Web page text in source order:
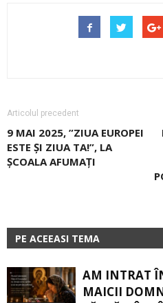
Articolul precedent
9 MAI 2025, ”ZIUA EUROPEI
ESTE ȘI ZIUA TA!”, LA
ȘCOALA AFUMAȚI
PE ACEEASI TEMA
AM INTRAT
MAICII